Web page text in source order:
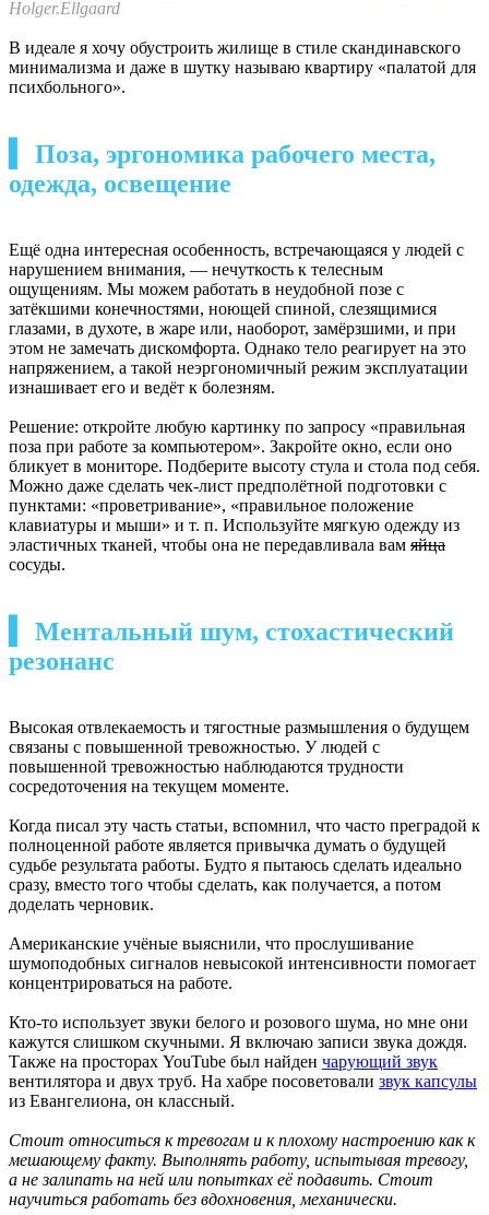
Holger.Ellgaard
В идеале я хочу обустроить жилище в стиле скандинавского
минимализма и даже в шутку называю квартиру «палатой для
психбольного».
▍ Поза, эргономика рабочего места,
одежда, освещение
Ещё одна интересная особенность, встречающаяся у людей с
нарушением внимания, — нечуткость к телесным
ощущениям. Мы можем работать в неудобной позе с
затёкшими конечностями, ноющей спиной, слезящимися
глазами, в духоте, в жаре или, наоборот, замёрзшими, и при
этом не замечать дискомфорта. Однако тело реагирует на это
напряжением, а такой неэргономичный режим эксплуатации
изнашивает его и ведёт к болезням.
Решение: откройте любую картинку по запросу «правильная
поза при работе за компьютером». Закройте окно, если оно
бликует в мониторе. Подберите высоту стула и стола под себя.
Можно даже сделать чек-лист предполётной подготовки с
пунктами: «проветривание», «правильное положение
клавиатуры и мыши» и т. п. Используйте мягкую одежду из
эластичных тканей, чтобы она не передавливала вам яйца
сосуды.
▍ Ментальный шум, стохастический
резонанс
Высокая отвлекаемость и тягостные размышления о будущем
связаны с повышенной тревожностью. У людей с
повышенной тревожностью наблюдаются трудности
сосредоточения на текущем моменте.
Когда писал эту часть статьи, вспомнил, что часто преградой к
полноценной работе является привычка думать о будущей
судьбе результата работы. Будто я пытаюсь сделать идеально
сразу, вместо того чтобы сделать, как получается, а потом
доделать черновик.
Американские учёные выяснили, что прослушивание
шумоподобных сигналов невысокой интенсивности помогает
концентрироваться на работе.
Кто-то использует звуки белого и розового шума, но мне они
кажутся слишком скучными. Я включаю записи звука дождя.
Также на просторах YouTube был найден чарующий звук
вентилятора и двух труб. На хабре посоветовали звук капсулы
из Евангелиона, он классный.
Стоит относиться к тревогам и к плохому настроению как к
мешающему факту. Выполнять работу, испытывая тревогу,
а не залипать на ней или попытках её подавить. Стоит
научиться работать без вдохновения, механически.